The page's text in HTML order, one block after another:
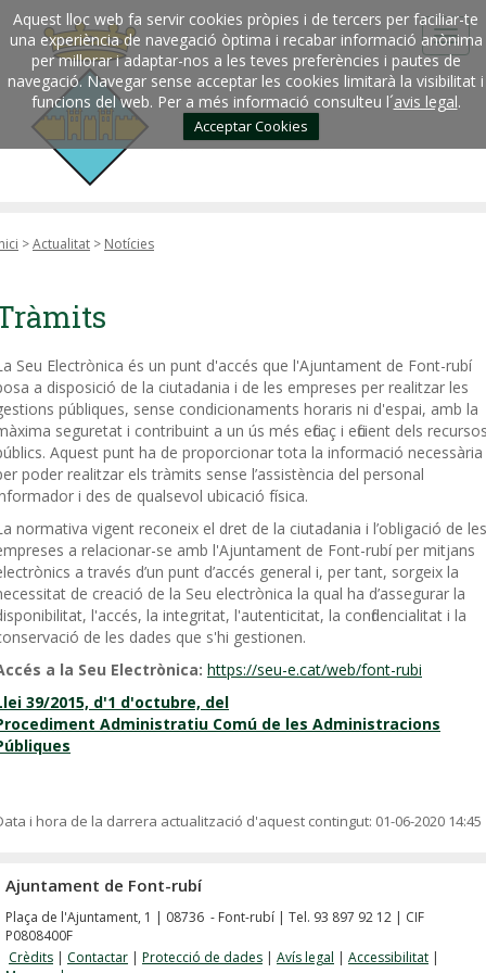
Aquest lloc web fa servir cookies pròpies i de tercers per faciliar-te
una experiència de navegació òptima i recabar informació anònima
per millorar i adaptar-nos a les teves preferències i pautes de
navegació. Navegar sense acceptar les cookies limitarà la visibilitat i
funcions del web. Per a més informació consulteu l´avis legal.
Acceptar Cookies
>Actualitat > Notícies
Seu Electrònica és un punt d'accés que l'Ajuntament de Font-rubí
a disposició de la ciutadania i de les empreses per realitzar les
públiques, sense condicionaments horaris ni d'espai, amb la
seguretat i contribuint a un ús més eficaç i eficient dels
Aquest punt ha de proporcionar tota la informació necessària
poder realitzar els tràmits sense l’assistència del personal
i des de qualsevol ubicació física.
normativa vigent reconeix el dret de la ciutadania i l’obligació de les
a relacionar-se amb l'Ajuntament de Font-rubí per mitjans
a través d’un punt d’accés general i, per tant, sorgeix la
de creació de la Seu electrònica la qual ha d’assegurar la
l'accés, la integritat, l'autenticitat, la confidencialitat i la
de les dades que s'hi gestionen.
a la Seu Electrònica: https://seu-e.cat/web/font-rubi
39/2015, d'1 d'octubre, del
Administratiu Comú de les Administracions
i hora de la darrera actualització d'aquest contingut: 01-06-2020 14:45
Ajuntament de Font-rubí
Plaça de l'Ajuntament, 1 | 08736 - Font-rubí | Tel. 93 897 92 12 | CIF
P0808400F
Crèdits | Contactar | Protecció de dades | Avís legal | Accessibilitat |